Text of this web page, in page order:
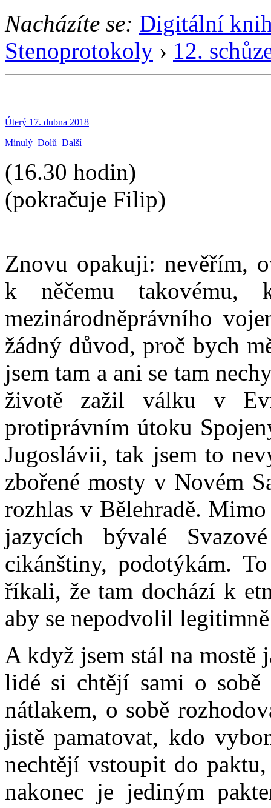
Nacházíte se: Digitální
Stenoprotokoly › 12.
Úterý 17. dubna 2018
Minulý Dolů Další
(16.30 hodin)
(pokračuje Filip)
Znovu opakuji: nevěřím,
k něčemu takovému,
mezinárodněprávního
žádný důvod, proč bych
jsem tam a ani se tam
životě zažil válku v
protiprávním útoku
Jugoslávii, tak jsem to
zbořené mosty v Novém
rozhlas v Bělehradě.
jazycích bývalé
cikánštiny, podotýkám.
říkali, že tam dochází k
aby se nepodvolil
A když jsem stál na
lidé si chtějí sami o
nátlakem, o sobě
jistě pamatovat, kdo
nechtějí vstoupit do
nakonec je jediným